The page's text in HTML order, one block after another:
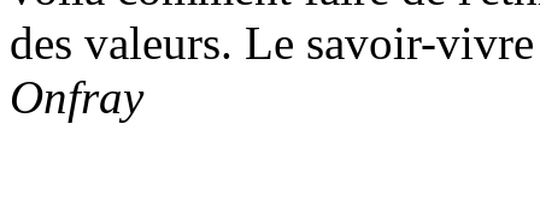
des valeurs. Le savoir-
Onfray